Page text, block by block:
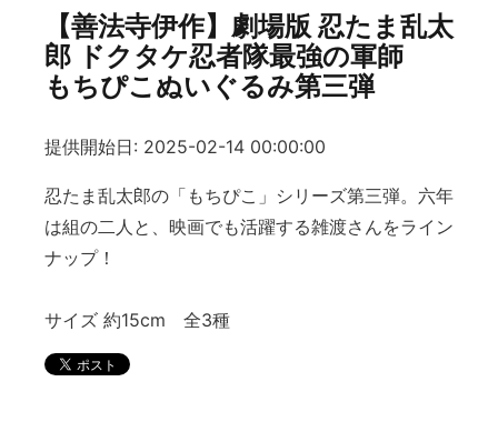
【善法寺伊作】劇場版 忍たま乱太
郎 ドクタケ忍者隊最強の軍師
もちぴこぬいぐるみ第三弾
提供開始日: 2025-02-14 00:00:00
忍たま乱太郎の「もちぴこ」シリーズ第三弾。六年
は組の二人と、映画でも活躍する雑渡さんをライン
ナップ！
サイズ 約15cm 全3種